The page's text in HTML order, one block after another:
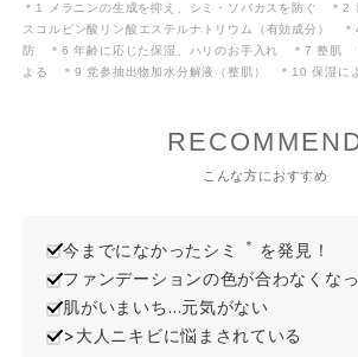
＊1 メラニンの生成を抑え、シミ・ソバカスを防ぐ ＊
スコルビン酸リン酸エステルナトリウム（有効成分）
防 ＊6 年齢に応じた保湿、ハリのお手入れ ＊7 整肌
よる ＊9 党参抽出物加水分解液（整肌） ＊10 保湿に
こんな方におすすめ
今までになかったシミ ＊ を発見！
ファンデーションの色が合わなくな
肌がいまいち…元気がない
>大人ニキビに悩まされている